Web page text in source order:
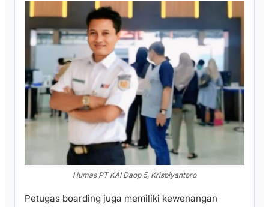
Humas PT KAI Daop 5, Krisbiyantoro
Petugas boarding juga memiliki kewenangan